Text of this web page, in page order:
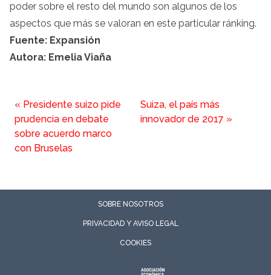
poder sobre el resto del mundo son algunos de los
aspectos que más se valoran en este particular ránking.
Fuente: Expansión
Autora: Emelia Viaña
« Presidente suizo pide
prudencia en debate
sobre acuerdo marco
con Bruselas
Suiza, el país más
innovador de 2017 »
SOBRE NOSOTROS
PRIVACIDAD Y AVISO LEGAL
COOKIES